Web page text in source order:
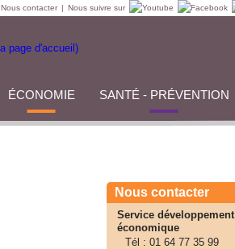
Nous contacter | Nous suivre sur
ÉCONOMIE SANTÉ - PRÉVENTION
Nous contacter
Service développement
économique
Tél : 01 64 77 35 99